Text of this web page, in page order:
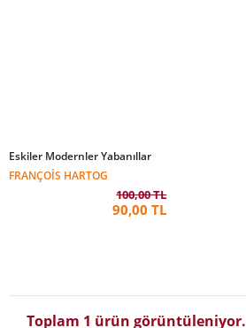
Eskiler Modernler Yabanıllar
FRANÇOIS HARTOG
100,00 TL
90,00 TL
Toplam 1 ürün görüntüleniyor.